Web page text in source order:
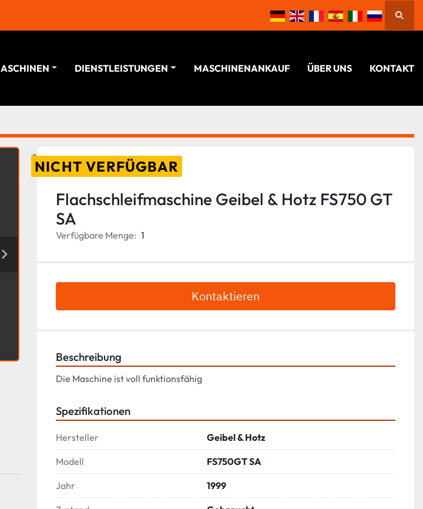
Suche
MASCHINEN DIENSTLEISTUNGEN MASCHINENANKAUF ÜBER UNS KONTAKT
NICHT VERFÜGBAR
Flachschleifmaschine Geibel & Hotz FS750 GT
SA
Verfügbare Menge: 1
Kontaktieren
Beschreibung
Die Maschine ist voll funktionsfähig
Spezifikationen
Hersteller Geibel & Hotz
Modell FS750GT SA
Jahr 1999